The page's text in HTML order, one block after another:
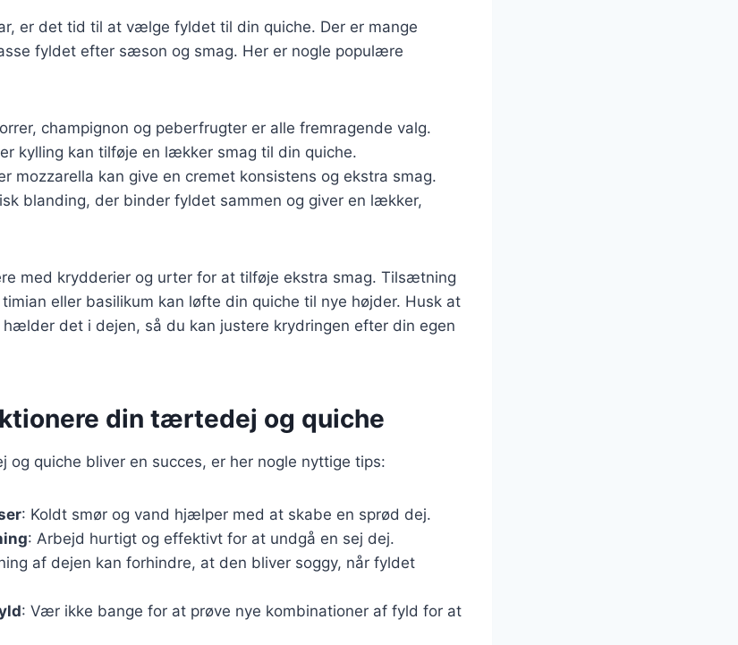
er det tid til at vælge fyldet til din quiche. Der er mange
fyldet efter sæson og smag. Her er nogle populære
champignon og peberfrugter er alle fremragende valg.
kylling kan tilføje en lækker smag til din quiche.
mozzarella kan give en cremet konsistens og ekstra smag.
blanding, der binder fyldet sammen og giver en lækker,
med krydderier og urter for at tilføje ekstra smag. Tilsætning
eller basilikum kan løfte din quiche til nye højder. Husk at
det i dejen, så du kan justere krydringen efter din egen
din tærtedej og quiche
quiche bliver en succes, er her nogle nyttige tips:
: Koldt smør og vand hjælper med at skabe en sprød dej.
: Arbejd hurtigt og effektivt for at undgå en sej dej.
af dejen kan forhindre, at den bliver soggy, når fyldet
: Vær ikke bange for at prøve nye kombinationer af fyld for at